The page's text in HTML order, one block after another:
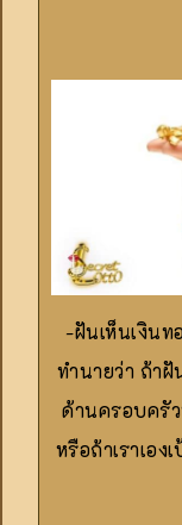
-ฝันเห็นเงิน
ทำนายว่า ถ้าฝั
ด้านครอบครั
หรือถ้าเราเอ